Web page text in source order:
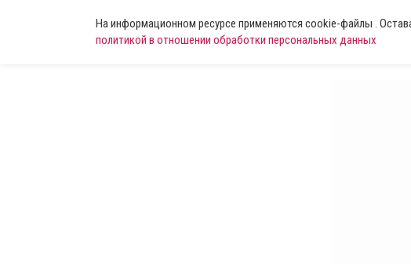
На информационном ресурсе применяются cookie-файлы .
политикой в отношении обработки персональных данных